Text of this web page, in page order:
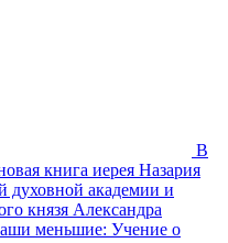
В
книга иерея Назария
духовной академии и
князя Александра
меньшие: Учение о